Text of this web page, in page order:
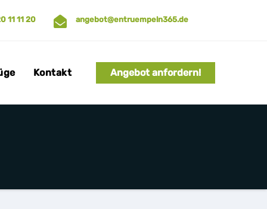
11 11 20 angebot@entruempeln365.de
Kontakt Angebot anfordern!